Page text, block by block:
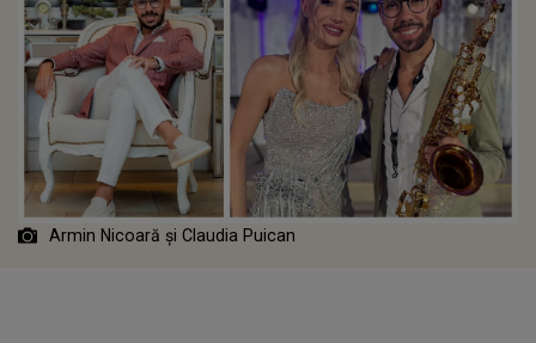
Armin Nicoară și Claudia Puican